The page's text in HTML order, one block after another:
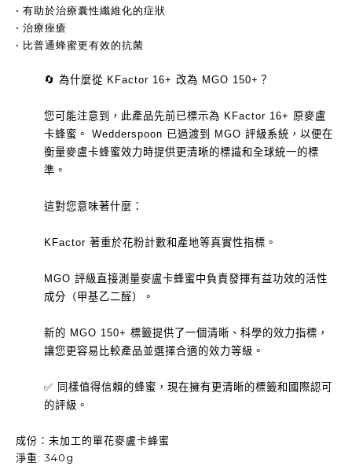
• 有助於治療囊性纖維化的症狀
• 治療痤瘡
• 比普通蜂蜜更有效的抗菌
🔄 為什麼從 KFactor 16+ 改為 MGO 150+？
您可能注意到，此產品先前已標示為 KFactor 16+ 原麥盧
卡蜂蜜。 Wedderspoon 已過渡到 MGO 評級系統，以便在
衡量麥盧卡蜂蜜效力時提供更清晰的標識和全球統一的標
準。
這對您意味著什麼：
KFactor 著重於花粉計數和產地等真實性指標。
MGO 評級直接測量麥盧卡蜂蜜中負責發揮有益功效的活性
成分（甲基乙二醛）。
新的 MGO 150+ 標籤提供了一個清晰、科學的效力指標，
讓您更容易比較產品並選擇合適的效力等級。
✅ 同樣值得信賴的蜂蜜，現在擁有更清晰的標籤和國際認可
的評級。
成份：未加工的單花麥盧卡蜂蜜
淨重: 340g